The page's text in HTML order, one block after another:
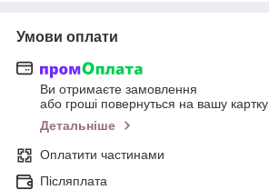
Умови оплати
Ви отримаєте замовлення
або гроші повернуться на вашу картку
Детальніше
Оплатити частинами
Післяплата